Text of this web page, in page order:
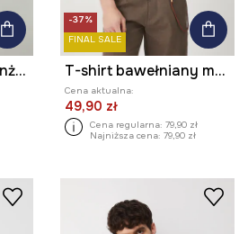
Szorty męskie melanżowe kolor granatowy
-37%
FINAL SALE
T-shirt bawełniany męski w pasy kolor granatowy
Cena aktualna:
49,90 zł
Cena regularna: 79,90 zł
Najniższa cena: 79,90 zł